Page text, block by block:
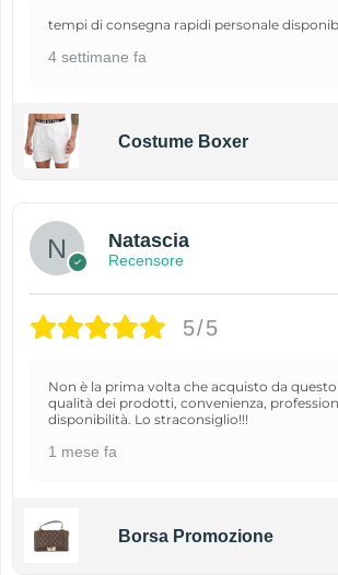
tempi di consegna rapidi personale
4 settimane fa
Costume Boxer
Natascia
Recensore
5/5
Non è la prima volta che acquisto da
qualità dei prodotti, convenienza,
disponibilità. Lo straconsiglio!!!
1 mese fa
Borsa Promozione